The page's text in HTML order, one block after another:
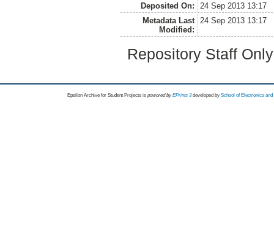
Deposited On:
24 Sep 2013 13:17
Metadata Last
Modified:
24 Sep 2013 13:17
Repository Staff
Epsilon Archive for Student Projects is powored byEPrints 3 developed by School of Electronics